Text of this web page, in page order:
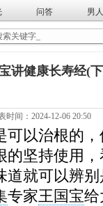
问答 男人
营养
讲健康长寿经(
时间：2024-12-06 20:50
以治根的，
坚持使用
就可以辨
专家王国宝给